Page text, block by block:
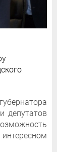
депутатов